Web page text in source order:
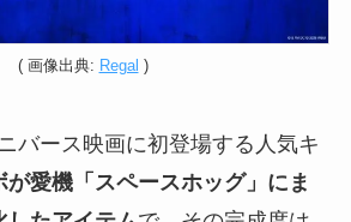
( 画像出典: Regal )
バース映画に初登場する人気キ
が愛機「スペースホッグ」にま